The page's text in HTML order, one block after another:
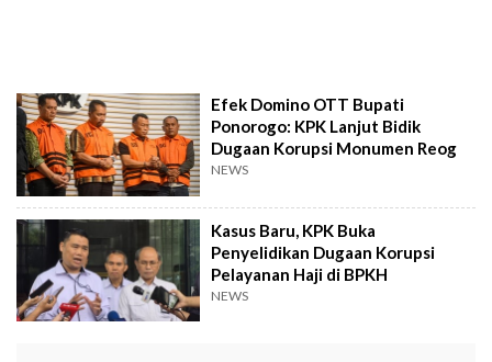
Efek Domino OTT Bupati
Ponorogo: KPK Lanjut Bidik
Dugaan Korupsi Monumen Reog
NEWS
Kasus Baru, KPK Buka
Penyelidikan Dugaan Korupsi
Pelayanan Haji di BPKH
NEWS